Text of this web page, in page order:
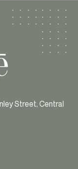
Street, Central